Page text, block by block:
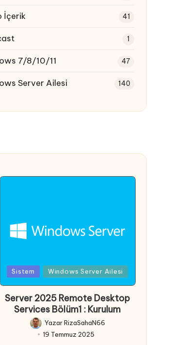
İçerik 41
1
7/8/10/11 47
Server Ailesi 140
Posted
Sistem Windows Server Ailesi
Server 2025 Remote Desktop
Services Bölüm1 : Kurulum
Posted
YazarRizaSahaN66
19 Temmuz 2025